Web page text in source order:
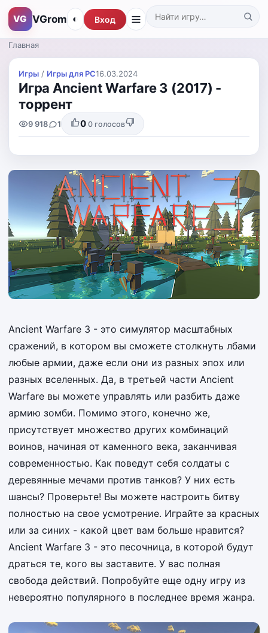
VG VGrom Поиск по каталогу
◐ Вход
Главная
Игры / Игры для PС16.03.2024
Игра Ancient Warfare 3 (2017) -
торрент
9 918 1 0 0 голосов
Ancient Warfare 3 - это симулятор масштабных
сражений, в котором вы сможете столкнуть лбами
любые армии, даже если они из разных эпох или
разных вселенных. Да, в третьей части Ancient
Warfare вы можете управлять или разбить даже
армию зомби. Помимо этого, конечно же,
присутствует множество других комбинаций
воинов, начиная от каменного века, заканчивая
современностью. Как поведут себя солдаты с
деревянные мечами против танков? У них есть
шансы? Проверьте! Вы можете настроить битву
полностью на свое усмотрение. Играйте за красных
или за синих - какой цвет вам больше нравится?
Ancient Warfare 3 - это песочница, в которой будут
драться те, кого вы заставите. У вас полная
свобода действий. Попробуйте еще одну игру из
невероятно популярного в последнее время жанра.